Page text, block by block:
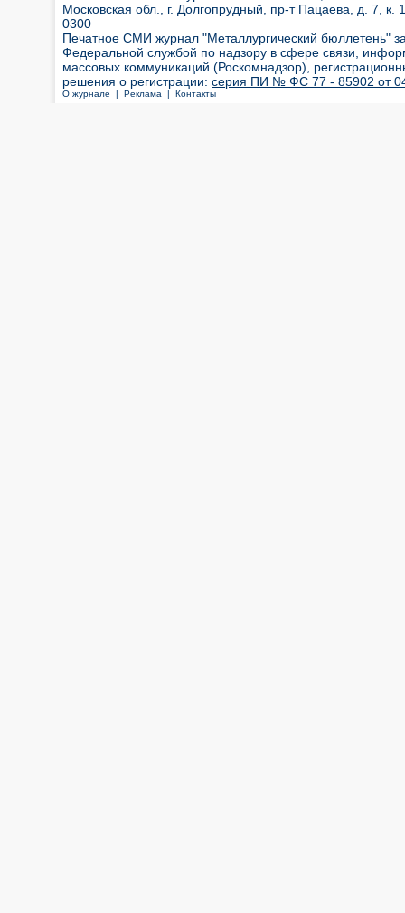
Московская обл., г. Долгопрудный, пр-т Пацаева, д. 7,
0300
Печатное СМИ журнал "Металлургический бюллетень"
Федеральной службой по надзору в сфере связи,
массовых коммуникаций (Роскомнадзор),
решения о регистрации: серия ПИ № ФС 77 - 85902 от 04
О журнале | Реклама | Контакты